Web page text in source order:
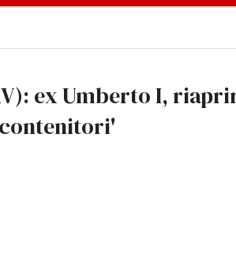
ex Umberto I,